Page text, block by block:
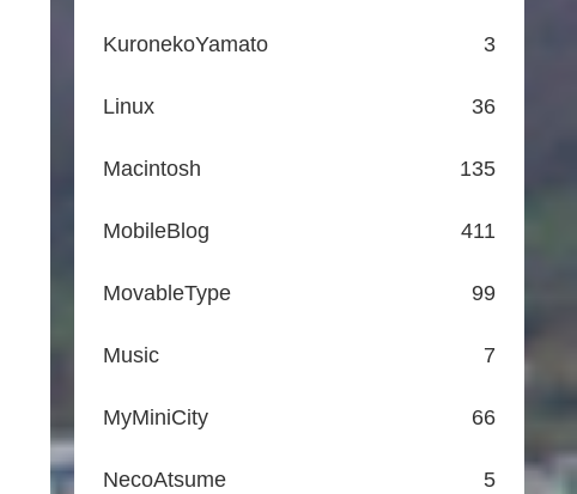
KuronekoYamato 3
Linux 36
Macintosh 135
MobileBlog 411
MovableType 99
Music 7
MyMiniCity 66
NecoAtsume 5